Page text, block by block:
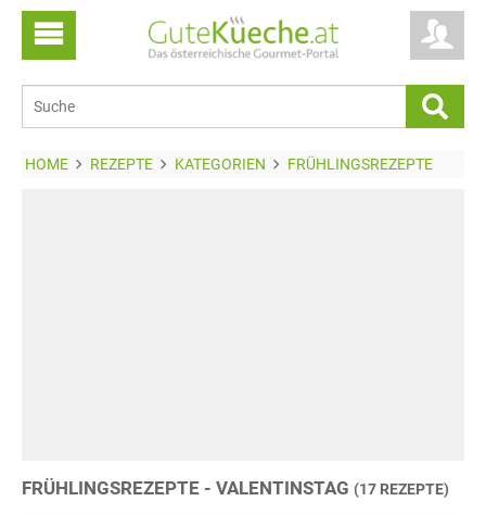
HOME REZEPTE KATEGORIEN FRÜHLINGSREZEPTE
FRÜHLINGSREZEPTE - VALENTINSTAG (17 REZEPTE)